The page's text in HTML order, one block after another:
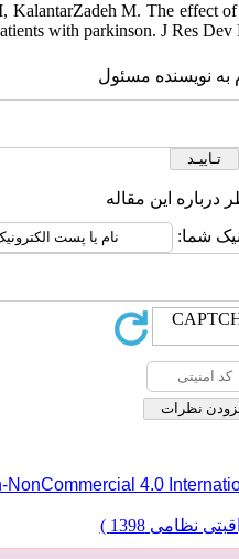
M. The effect
with parkinson. J Res
به نویسنده مسئول
درباره این مقاله
شما:
NonCommercial 4.0